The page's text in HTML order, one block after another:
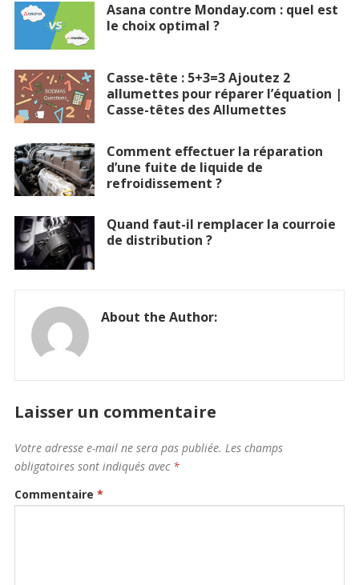
Asana contre Monday.com : quel est
le choix optimal ?
Casse-tête : 5+3=3 Ajoutez 2
allumettes pour réparer l’équation |
Casse-têtes des Allumettes
Comment effectuer la réparation
d’une fuite de liquide de
refroidissement ?
Quand faut-il remplacer la courroie
de distribution ?
About the Author:
Laisser un commentaire
Votre adresse e-mail ne sera pas publiée. Les champs
obligatoires sont indiqués avec *
Commentaire *